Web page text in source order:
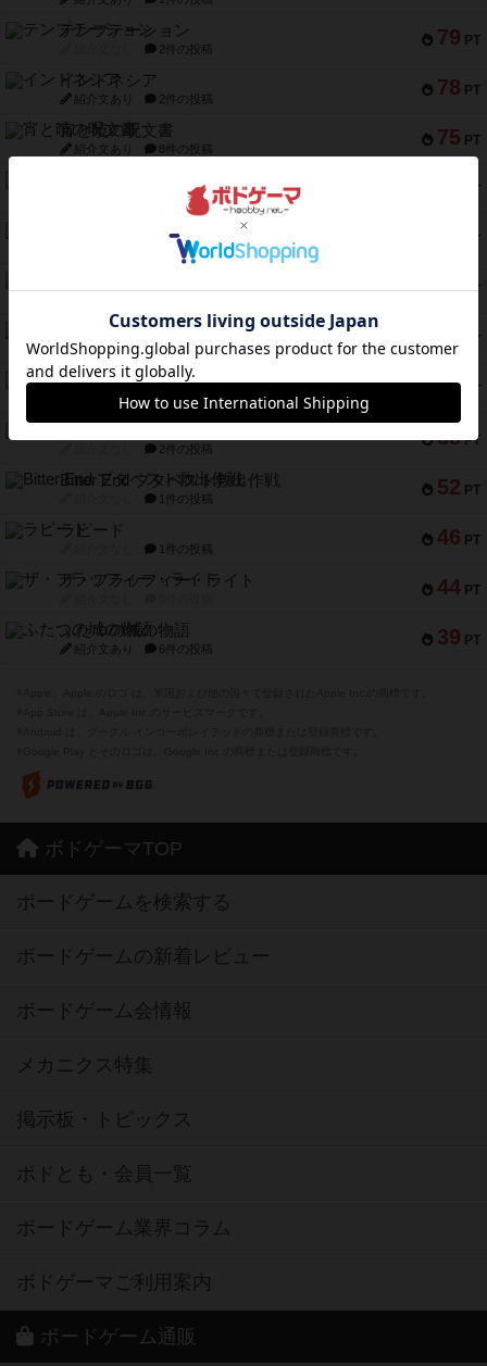
79 PT
テンプテーション
2件の投稿
78 PT
インドネシア
紹介文あり 2件の投稿
75 PT
宵と暁の呪文書
紹介文あり 8件の投稿
PT
9件の投稿
PT
1件の投稿
66 PT
PT
スペクタキュラー
紹介文なし 1件の投稿
59 PT
スモールワールド
紹介文あり 13件の投稿
58 PT
2件の投稿
52 PT
Bitter End ブタペスト救出作戦
1件の投稿
46 PT
ラピード
1件の投稿
44 PT
ザ・フラッフィー・ライト
39 PT
ふたつの城の物語
紹介文あり 6件の投稿
ボドゲーマTOP
ボードゲームを検索する
ボードゲームの新着レビュー
ボードゲーム会情報
メカニクス特集
掲示板・トピックス
ボドとも・会員一覧
ボードゲーム業界コラム
ボドゲーマご利用案内
ボードゲーム通販